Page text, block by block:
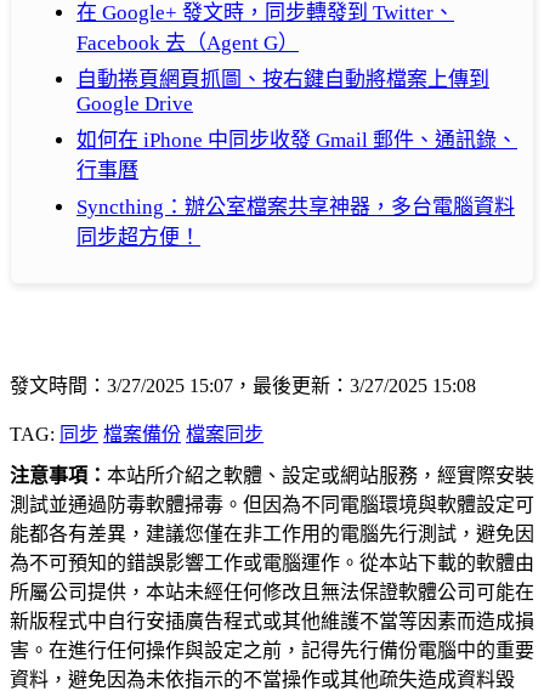
在 Google+ 發文時，同步轉發到 Twitter、
Facebook 去（Agent G）
自動捲頁網頁抓圖、按右鍵自動將檔案上傳到
Google Drive
如何在 iPhone 中同步收發 Gmail 郵件、通訊錄、
行事曆
Syncthing：辦公室檔案共享神器，多台電腦資料
同步超方便！
發文時間：3/27/2025 15:07，最後更新：3/27/2025 15:08
TAG: 同步 檔案備份 檔案同步
注意事項： 本站所介紹之軟體、設定或網站服務，經實際安裝
測試並通過防毒軟體掃毒。但因為不同電腦環境與軟體設定可
能都各有差異，建議您僅在非工作用的電腦先行測試，避免因
為不可預知的錯誤影響工作或電腦運作。從本站下載的軟體由
所屬公司提供，本站未經任何修改且無法保證軟體公司可能在
新版程式中自行安插廣告程式或其他維護不當等因素而造成損
害。在進行任何操作與設定之前，記得先行備份電腦中的重要
資料，避免因為未依指示的不當操作或其他疏失造成資料毀